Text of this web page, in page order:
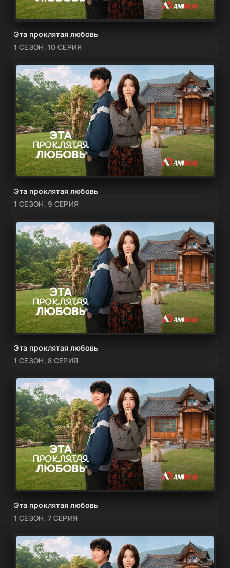
Эта проклятая любовь
1 СЕЗОН, 10 СЕРИЯ
Эта проклятая любовь
1 СЕЗОН, 9 СЕРИЯ
Эта проклятая любовь
1 СЕЗОН, 8 СЕРИЯ
Эта проклятая любовь
1 СЕЗОН, 7 СЕРИЯ